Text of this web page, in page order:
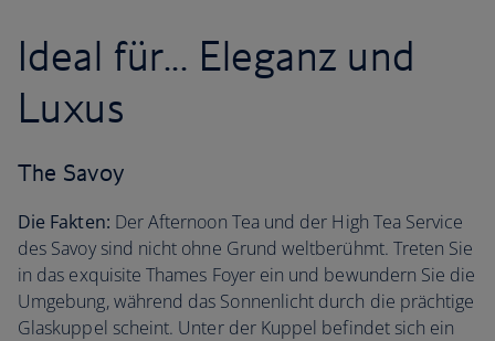
Ideal für... Eleganz und
Luxus
The Savoy
Die Fakten: Der Afternoon Tea und der High Tea Service
des Savoy sind nicht ohne Grund weltberühmt. Treten Sie
in das exquisite Thames Foyer ein und bewundern Sie die
Umgebung, während das Sonnenlicht durch die prächtige
Glaskuppel scheint. Unter der Kuppel befindet sich ein